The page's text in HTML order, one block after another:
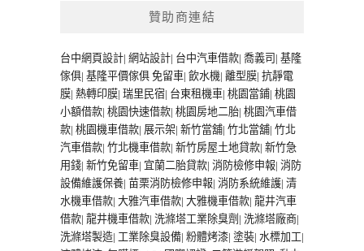
贊助商連結
台中網頁設計| 網站設計| 台中汽車借款| 喬義司 | 基隆
傢俱| 基隆平價傢俱 免留車| 飲水機| 離型膜| 抗靜電
膜| 熱轉印膜| 瑞里民宿| 台東租機車| 桃園當鋪| 桃園
小額借款| 桃園快速借款| 桃園房地二胎| 桃園汽車借
款| 桃園機車借款| 展示架| 新竹當舖| 竹北當舖| 竹北
汽車借款| 竹北機車借款| 新竹房屋土地貸款| 新竹急
用錢| 新竹免留車| 宜蘭二胎貸款| 消防檢修申報| 消防
設備維護保養| 苗栗消防檢修申報| 消防系統維護| 清
水機車借款| 大雅汽車借款| 大雅機車借款| 龍井汽車
借款| 龍井機車借款| 洗滌塔工業除臭劑 | 洗滌塔廠商|
洗滌塔製造| 工業除臭設備| 粉體烤漆| 塗裝| 水標加工|